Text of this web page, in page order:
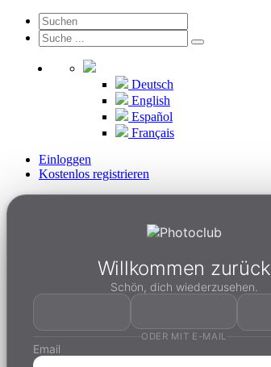
Deutsch
English
Español
Français
Einloggen
Kostenlos registrieren
Willkommen zurück
Schön, dich wiederzusehen.
ODER MIT E-MAIL
Email